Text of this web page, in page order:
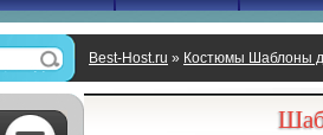
Best-Host.ru » Костюмы Шаблоны